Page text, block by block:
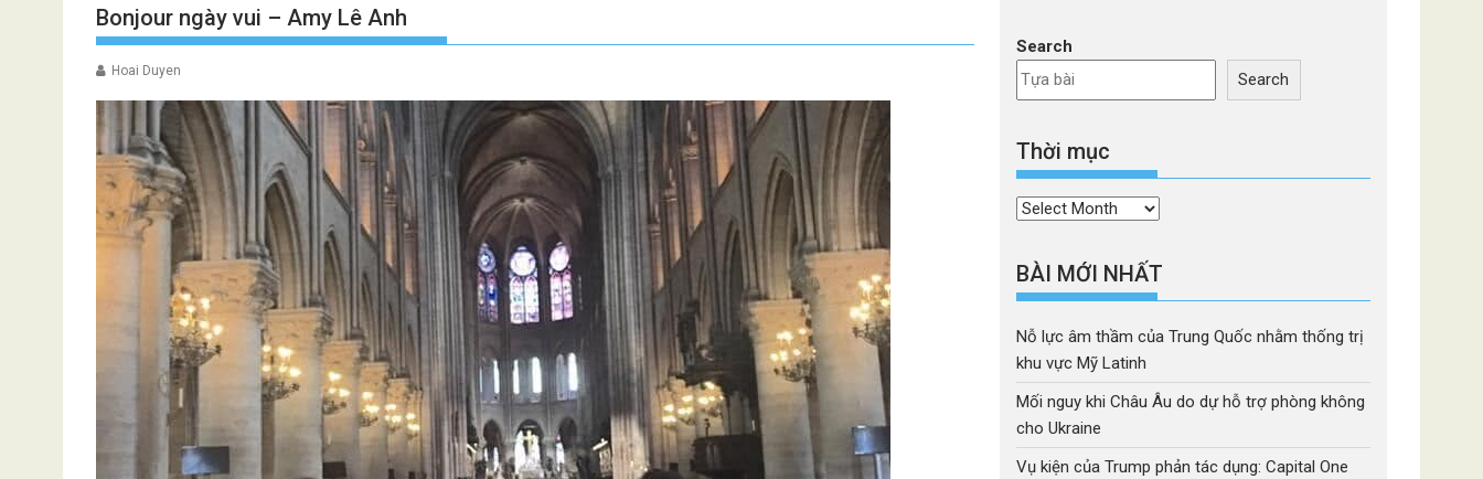
Bonjour ngày vui – Amy Lê Anh
Hoai Duyen
Search
Search
Thời mục
Thời
BÀI MỚI NHẤT
Nỗ lực âm thầm của Trung Quốc nhằm thống trị
khu vực Mỹ Latinh
Mối nguy khi Châu Âu do dự hỗ trợ phòng không
cho Ukraine
Vụ kiện của Trump phản tác dụng: Capital One